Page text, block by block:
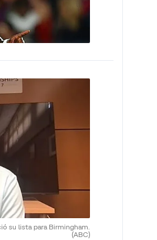
su lista para Birmingham.
(ABC)